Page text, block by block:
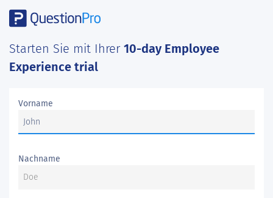
Starten Sie mit Ihrer 10-day Employee
Experience trial
Vorname
Nachname